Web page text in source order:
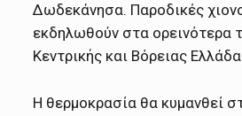
Δωδεκάνησα. Παροδικές
εκδηλωθούν στα ορεινότερα
Κεντρικής και Βόρειας
Η θερμοκρασία θα κυμανθεί